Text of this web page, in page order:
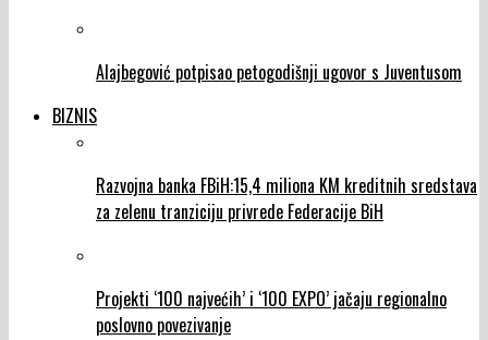
Alajbegović potpisao petogodišnji ugovor s Juventusom
BIZNIS
Razvojna banka FBiH:15,4 miliona KM kreditnih sredstava
za zelenu tranziciju privrede Federacije BiH
Projekti ‘100 najvećih’ i ‘100 EXPO’ jačaju regionalno
poslovno povezivanje